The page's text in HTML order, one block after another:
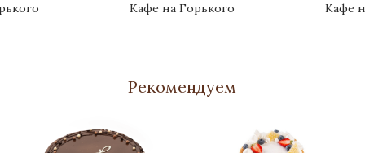
Кафе на Горького Кафе
Рекомендуем